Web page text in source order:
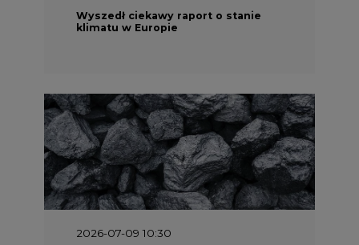
Wyszedł ciekawy raport o stanie
klimatu w Europie
2026-07-09 10:30